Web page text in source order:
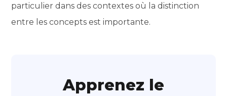
particulier dans des contextes où la distinction
entre les concepts est importante.
Apprenez le